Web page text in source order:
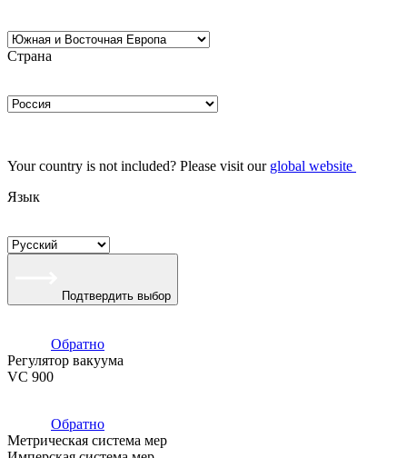
Страна
Your country is not included? Please visit our global website
Язык
Подтвердить выбор
Обратно
Регулятор вакуума
VC 900
Обратно
Метрическая система мер